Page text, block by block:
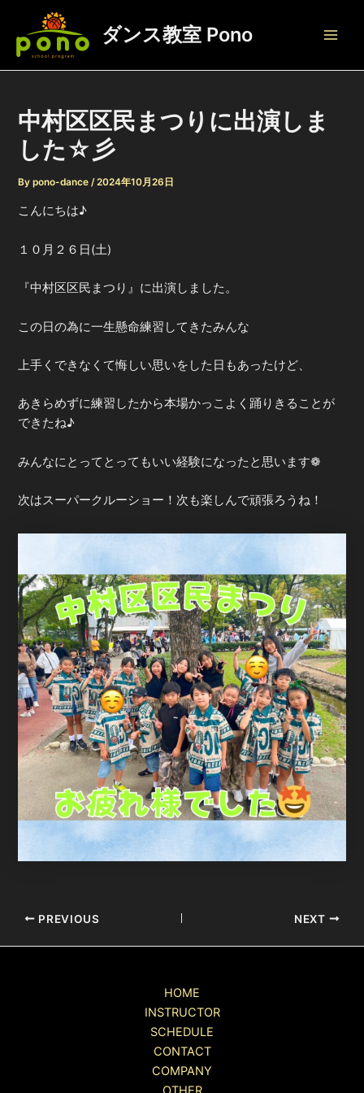
ス
ダンス教室 Pono
中村区区民まつりに出演しま
した☆彡
Bypono-dance/2024年10月26日
こんにちは♪
１０月２６日(土)
『中村区区民まつり』に出演しました。
この日の為に一生懸命練習してきたみんな
上手くできなくて悔しい思いをした日もあったけど、
あきらめずに練習したから本場かっこよく踊りきることが
できたね♪
みんなにとってとってもいい経験になったと思います❁
次はスーパークルーショー！次も楽しんで頑張ろうね！
Post
PREVIOUS NEXT
HOME
INSTRUCTOR
SCHEDULE
CONTACT
COMPANY